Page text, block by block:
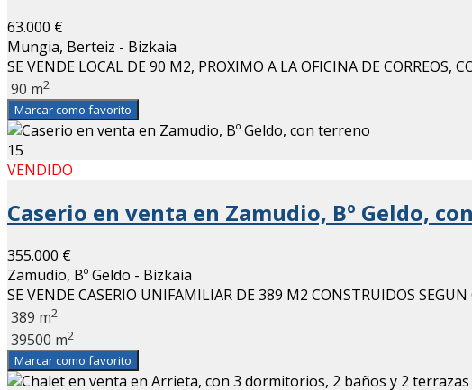
63.000 €
Mungia, Berteiz - Bizkaia
SE VENDE LOCAL DE 90 M2, PROXIMO A LA OFICINA DE CORREOS,
90 m2
Marcar como favorito
15
VENDIDO
Caserio en venta en Zamudio, Bº Geldo,
355.000 €
Zamudio, Bº Geldo - Bizkaia
SE VENDE CASERIO UNIFAMILIAR DE 389 M2 CONSTRUIDOS
389 m2
39500 m2
Marcar como favorito